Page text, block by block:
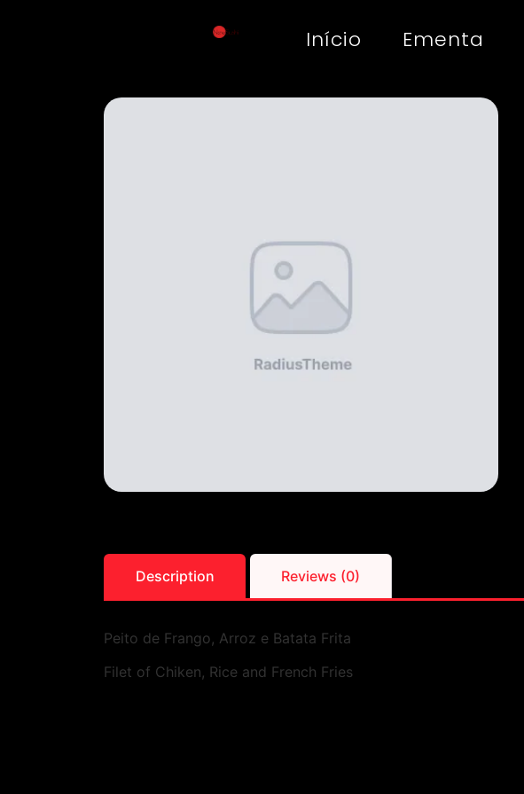
Início Ementa
Description Reviews (0)
Peito de Frango, Arroz e Batata Frita
Filet of Chiken, Rice and French Fries